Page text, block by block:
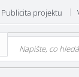
Publicita projektu